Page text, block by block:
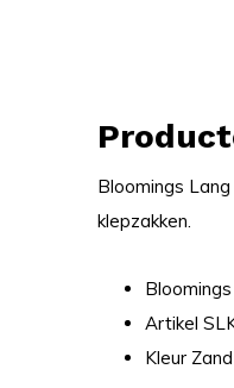
Bloomings
klepzakken.
Artikel
Kleur